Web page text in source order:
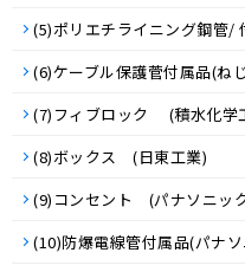
(5)ポリエチライニング鋼管
(6)ケーブル保護菅付属品(ね
(7)フィブロック (積水化学
(8)ボックス (日東工業)
(9)コンセント (パナソニッ
(10)防爆電線管付属品(パナ